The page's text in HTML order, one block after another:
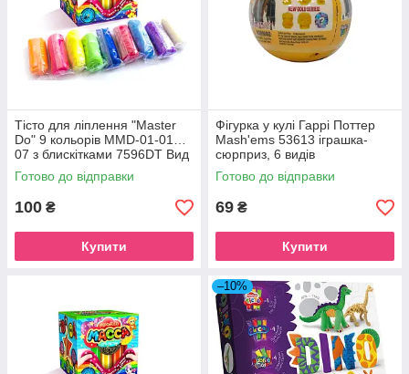
Тісто для ліплення "Master
Do" 9 кольорів MMD-01-01…
07 з блискітками 7596DT Вид
2
Готово до відправки
100 ₴
Купити
Фігурка у кулі Гаррі Поттер
Mash'ems 53613 іграшка-
сюрприз, 6 видів
Готово до відправки
69 ₴
Купити
–10%